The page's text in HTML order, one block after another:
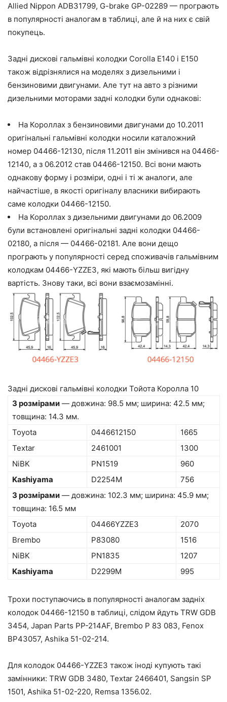
Allied Nippon ADB31799, G-brake GP-02289 — програють
в популярності аналогам в таблиці, але й на них є свій
покупець.
Задні дискові гальмівні колодки Corolla E140 і E150
також відрізнялися на моделях з дизельними і
бензиновими двигунами. Але тут на авто з різними
дизельними моторами задні колодки були однакові:
На Короллах з бензиновими двигунами до 10.2011
оригінальні гальмівні колодки носили каталожний
номер 04466-12130, після 11.2011 він змінився на 04466-
12140, а з 06.2012 став 04466-12150. Всі вони мають
однакову форму і розміри, одні і ті ж аналоги, але
найчастіше, в якості оригіналу власники вибирають
саме колодки 04466-12150.
На Короллах з дизельними двигунами до 06.2009
були встановлені оригінальні задні колодки 04466-
02180, а після — 04466-02181. Але вони дещо
програють у популярності серед споживачів гальмівним
колодкам 04466-YZZE3, які мають більш вигідну
вартість. Знову таки, всі вони взаємозамінні.
Задні дискові гальмівні колодки Тойота Королла 10
З розмірами — довжина: 98.5 мм; ширина: 42.5 мм;
товщина: 14.3 мм.
Toyota
0446612150
1665
Textar
2461001
1300
NiBK
PN1519
960
Kashiyama
D2254M
756
З розмірами — довжина: 102.3 мм; ширина: 45.9 мм;
товщина: 16.5 мм
Toyota
04466YZZE3
2070
Brembo
P83080
1516
NiBK
PN1835
1207
Kashiyama
D2299M 995
Трохи поступаючись в популярності аналогам задніх
колодок 04466-12150 в таблиці, слідом йдуть TRW GDB
3454, Japan Parts PP-214AF, Brembo P 83 083, Fenox
BP43057, Ashika 51-02-214.
Для колодок 04466-YZZE3 також іноді купують такі
замінники: TRW GDB 3480, Textar 2466401, Sangsin SP
1501, Ashika 51-02-220, Remsa 1356.02.